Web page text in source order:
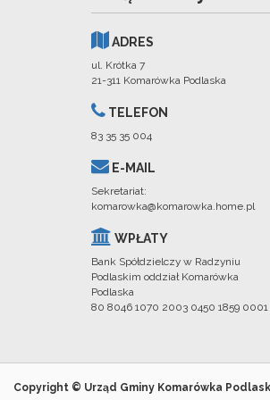
ADRES
ul. Krótka 7
21-311 Komarówka Podlaska
TELEFON
83 35 35 004
E-MAIL
Sekretariat:
komarowka@komarowka.home.pl
WPŁATY
Bank Spółdzielczy w Radzyniu
Podlaskim oddział Komarówka
Podlaska
80 8046 1070 2003 0450 1859 0001
Copyright © Urząd Gminy Komarówka